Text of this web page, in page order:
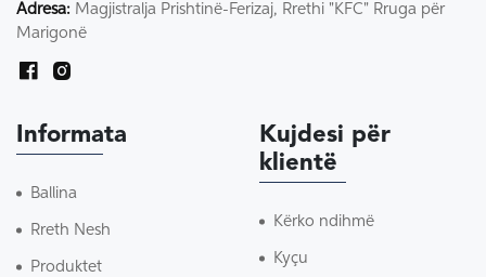
Adresa: Magjistralja Prishtinë-Ferizaj, Rrethi "KFC" Rruga për
Marigonë
Informata
Ballina
Rreth Nesh
Produktet
Kujdesi për
klientë
Kërko ndihmë
Kyçu